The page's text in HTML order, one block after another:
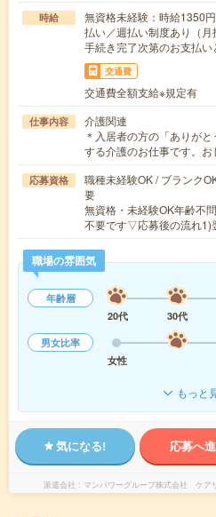
時給
無資格未経験：時給1350
払い／週払い制度あり（
手続き完了次第のお支払い
交通費
交通費全額支給※規定有
仕事内容
介護関連
＊入居者の方の「ありが
する介護のお仕事です。
応募資格
職種未経験OK / ブランク
要
無資格・未経験OK年齢不
不要です▽応募後の流れ
職場の雰囲気
年齢層
20代
30代
男女比率
女性
もっと
気になる! 応募へ
派遣会社 マンパワーグループ株式会社 ケア